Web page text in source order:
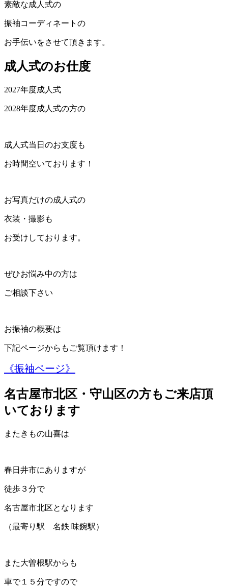
素敵な成人式の
振袖コーディネートの
お手伝いをさせて頂きます。
成人式のお仕度
2027年度成人式
2028年度成人式の方の
成人式当日のお支度も
お時間空いております！
お写真だけの成人式の
衣装・撮影も
お受けしております。
ぜひお悩み中の方は
ご相談下さい
お振袖の概要は
下記ページからもご覧頂けます！
《振袖ページ》
名古屋市北区・守山区の方もご来店頂
いております
またきもの山喜は
春日井市にありますが
徒歩３分で
名古屋市北区となります
（最寄り駅 名鉄 味鋺駅）
また大曽根駅からも
車で１５分ですので